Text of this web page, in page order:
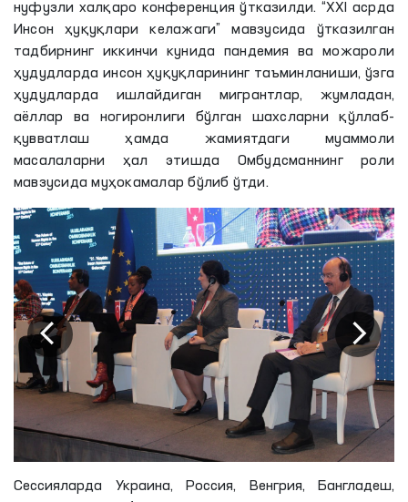
нуфузли халқаро конференция ўтказилди. “XXI асрда
Инсон ҳуқуқлари келажаги” мавзусида ўтказилган
тадбирнинг иккинчи кунида пандемия ва можароли
ҳудудларда инсон ҳуқуқларининг таъминланиши, ўзга
ҳудудларда ишлайдиган мигрантлар, жумладан,
аёллар ва ногиронлиги бўлган шахсларни қўллаб-
қувватлаш ҳамда жамиятдаги муаммоли
масалаларни ҳал этишда Омбудсманнинг роли
мавзусида муҳокамалар бўлиб ўтди.
Сессияларда Украина, Россия, Венгрия, Бангладеш,